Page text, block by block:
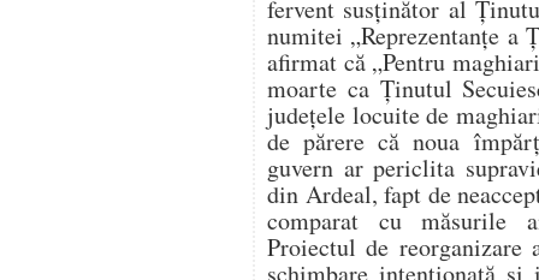
fervent susţinător al
numitei „Reprezentanţe a
afirmat că „Pentru
moarte ca Ţinutul
judeţele locuite de
de părere că noua
guvern ar periclita
din Ardeal, fapt de
comparat cu măsurile
Proiectul de
schimbare intenţionată